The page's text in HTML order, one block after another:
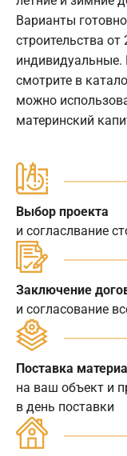
Варианты
строительства
индивидуальные.
смотрите в
можно
материнский
Выбор проекта
и согласлвание
Заключение
и согласование
Поставка
на ваш объект и
в день поставки